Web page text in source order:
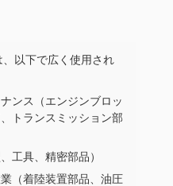
以下で広く使用され
ンス（エンジンブロッ
トランスミッション部
工具、精密部品）
（着陸装置部品、油圧